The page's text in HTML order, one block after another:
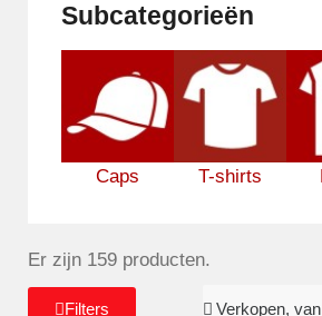
Subcategorieën
Caps T-shirts
Er zijn 159 producten.
Filters